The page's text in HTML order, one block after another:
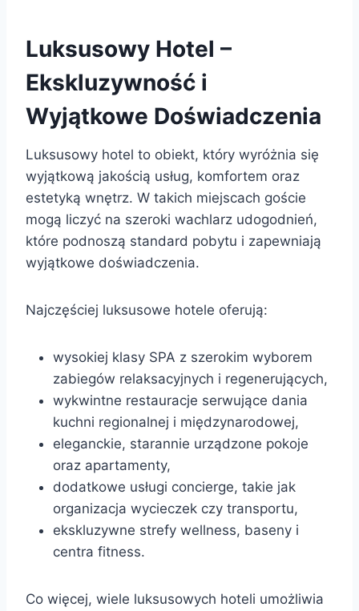
Luksusowy Hotel –
Ekskluzywność i
Wyjątkowe Doświadczenia
Luksusowy hotel to obiekt, który wyróżnia się
wyjątkową jakością usług, komfortem oraz
estetyką wnętrz. W takich miejscach goście
mogą liczyć na szeroki wachlarz udogodnień,
które podnoszą standard pobytu i zapewniają
wyjątkowe doświadczenia.
Najczęściej luksusowe hotele oferują:
wysokiej klasy SPA z szerokim wyborem
zabiegów relaksacyjnych i regenerujących,
wykwintne restauracje serwujące dania
kuchni regionalnej i międzynarodowej,
eleganckie, starannie urządzone pokoje
oraz apartamenty,
dodatkowe usługi concierge, takie jak
organizacja wycieczek czy transportu,
ekskluzywne strefy wellness, baseny i
centra fitness.
Co więcej, wiele luksusowych hoteli umożliwia